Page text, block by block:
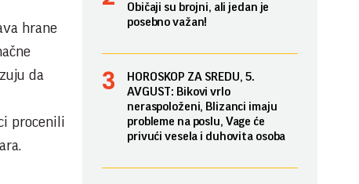
hrane
da
procenili
Običaji su brojni, ali jedan je
posebno važan!
HOROSKOP ZA SREDU, 5.
AVGUST: Bikovi vrlo
neraspoloženi, Blizanci imaju
probleme na poslu, Vage će
privući vesela i duhovita osoba